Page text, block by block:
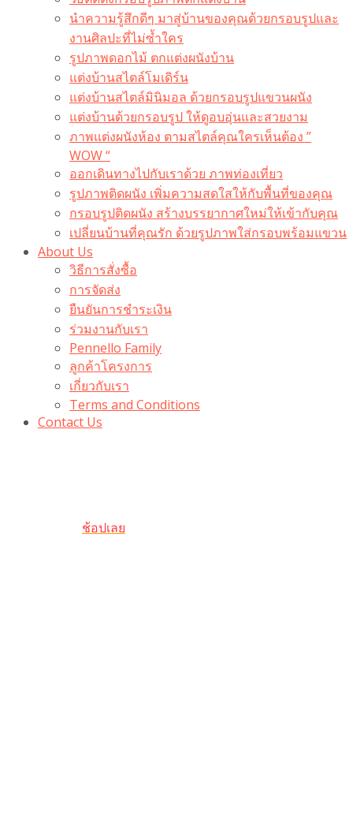
นำความรู้สึกดีๆ มาสู่บ้านของคุณด้วยกรอบรูปและ
งานศิลปะที่ไม่ซ้ำใคร
รูปภาพดอกไม้ ตกแต่งผนังบ้าน
แต่งบ้านสไตล์โมเดิร์น
แต่งบ้านสไตล์มินิมอล ด้วยกรอบรูปแขวนผนัง
แต่งบ้านด้วยกรอบรูป ให้ดูอบอุ่นและสวยงาม
ภาพแต่งผนังห้อง ตามสไตล์คุณใครเห็นต้อง ”
WOW “
ออกเดินทางไปกับเราด้วย ภาพท่องเที่ยว
รูปภาพติดผนัง เพิ่มความสดใสให้กับพื้นที่ของคุณ
กรอบรูปติดผนัง สร้างบรรยากาศใหม่ให้เข้ากับคุณ
เปลี่ยนบ้านที่คุณรัก ด้วยรูปภาพใส่กรอบพร้อมแขวน​
About Us
วิธีการสั่งซื้อ
การจัดส่ง
ยืนยันการชำระเงิน
ร่วมงานกับเรา
Pennello Family
ลูกค้าโครงการ
เกี่ยวกับเรา
Terms and Conditions
Contact Us
ช้อปเลย